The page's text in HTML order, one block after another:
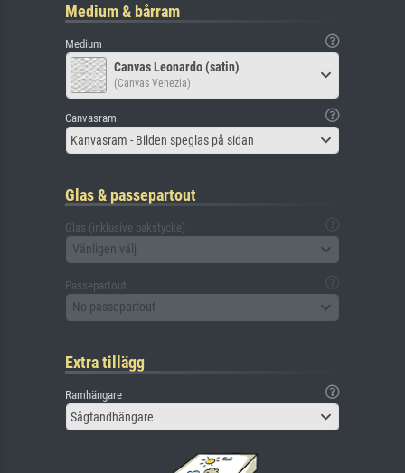
Medium & bårram
Medium
Canvas Leonardo (satin)
(Canvas Venezia)
Canvasram
Kanvasram - Bilden speglas på sidan
Glas & passepartout
Glas (inklusive bakstycke)
Vänligen välj
Passepartout
No passepartout
Extra tillägg
Ramhängare
Sågtandhängare